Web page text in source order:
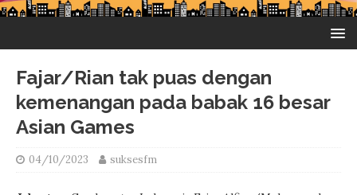
Fajar/Rian tak puas dengan
kemenangan pada babak 16 besar
Asian Games
04/10/2023 suksesfm